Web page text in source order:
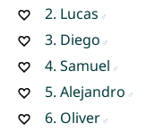
2. Lucas
3. Diego
4. Samuel
5. Alejandro
6. Oliver